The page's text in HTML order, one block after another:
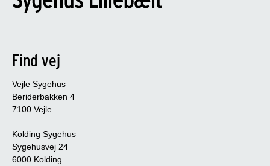
6 ud af 6 kvalificeringskrav. Dette
5 ud af 5 certificeringskriterier. Medvirkende til
at minimere BIAS i beslutningsstøtteværktøj
17 ud af 17 kvalitetskriterier. Optimerer
kvaliteten af beslutningsstøtteværktøjet
Find vej
Vejle Sygehus
Beriderbakken 4
7100 Vejle
Kolding Sygehus
Sygehusvej 24
6000 Kolding